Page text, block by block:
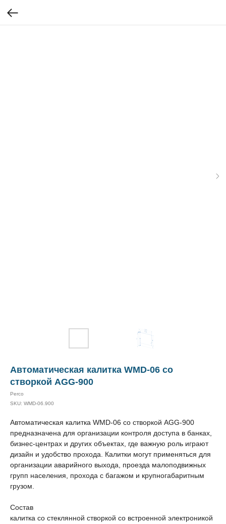
Автоматическая калитка WMD-06 со
створкой AGG-900
Perco
SKU: WMD-06.900
Автоматическая калитка WMD-06 со створкой AGG-900
предназначена для организации контроля доступа в банках,
бизнес-центрах и других объектах, где важную роль играют
дизайн и удобство прохода. Калитки могут применяться для
организации аварийного выхода, проезда малоподвижных
групп населения, прохода с багажом и крупногабаритным
грузом.
Состав
калитка со стеклянной створкой со встроенной электроникой